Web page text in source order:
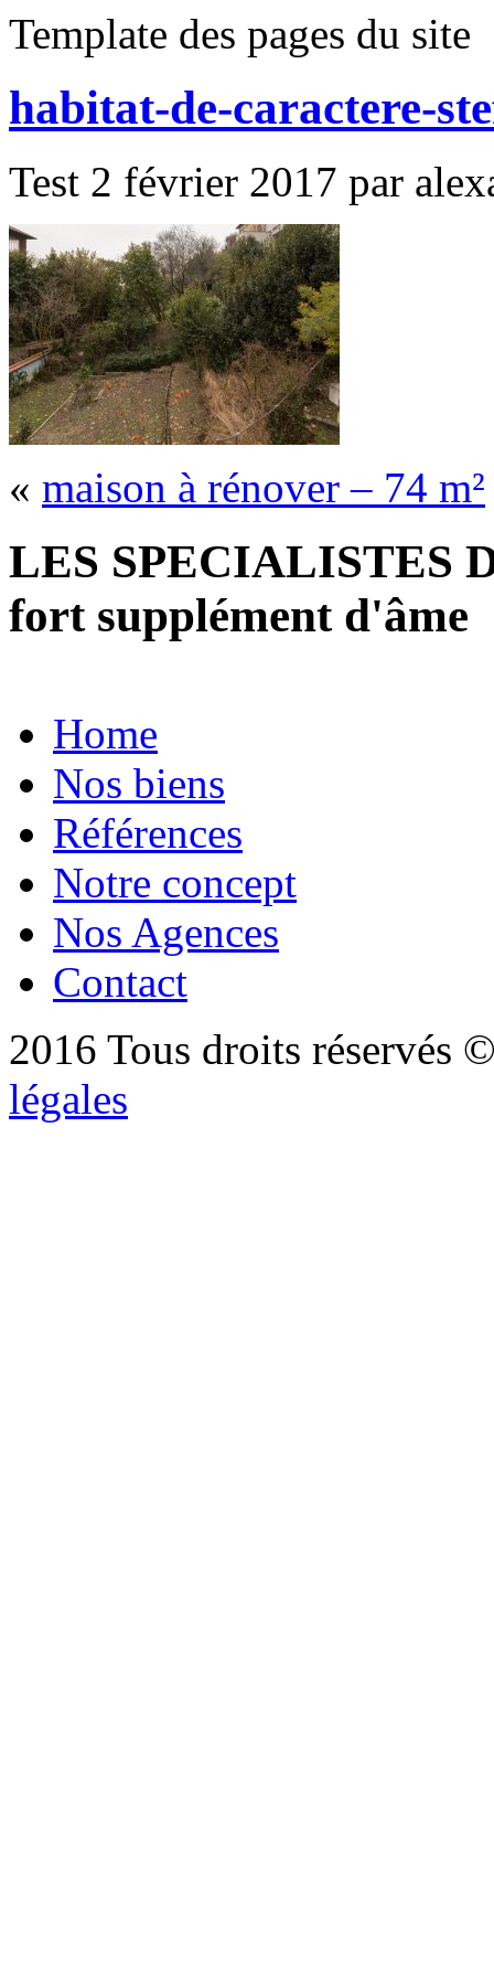
Template des pages du site
habitat-de-caractere-
Test 2 février 2017 par
« maison à rénover – 74 m²
LES SPECIALISTES
fort supplément d'âme
Home
Nos biens
Références
Notre concept
Nos Agences
Contact
2016 Tous droits réservés
légales